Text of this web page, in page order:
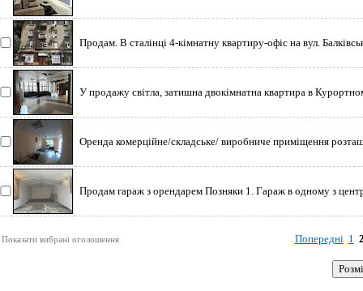
Продам. В сталінці 4-кімнатну квартиру-офіс на вул.
У продажу світла, затишна двокімнатна квартира в
Оренда комерційне/складське/ виробниче приміщення
Продам гараж з орендарем Позняки 1. Гараж в одному з
Показати вибрані оголошення Попередні 1